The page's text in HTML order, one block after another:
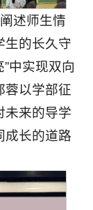
述师生情
生的长久守
中实现双向
蓉以学部征
未来的导学
成长的道路